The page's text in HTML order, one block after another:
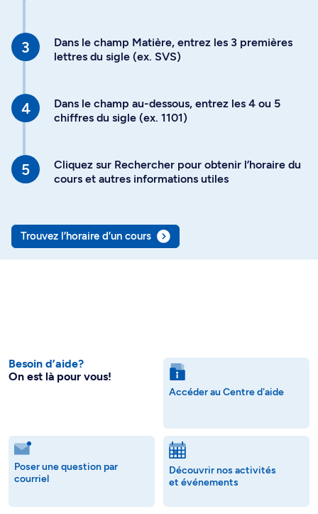
Dans le champ Matière, entrez les 3 premières
lettres du sigle (ex. SVS)
Dans le champ au-dessous, entrez les 4 ou 5
chiffres du sigle (ex. 1101)
Cliquez sur Rechercher pour obtenir l’horaire du
cours et autres informations utiles
Trouvez l’horaire d’un cours
Besoin d’aide?
On est là pour vous!
Accéder au Centre d'aide
Poser une question par
courriel
Découvrir nos activités
et événements